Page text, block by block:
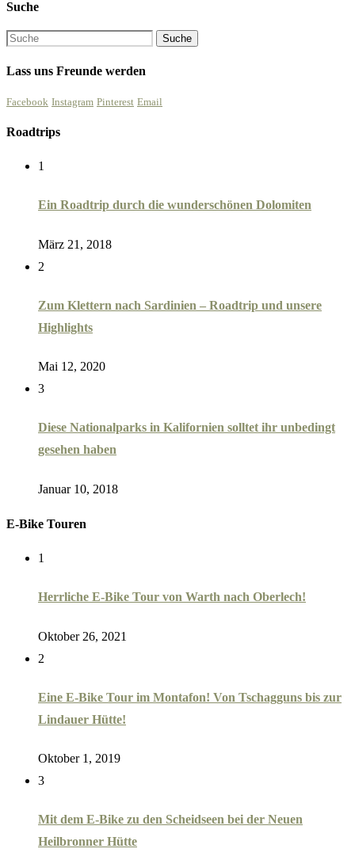
Suche
Lass uns Freunde werden
Facebook Instagram Pinterest Email
Roadtrips
1
Ein Roadtrip durch die wunderschönen Dolomiten
März 21, 2018
2
Zum Klettern nach Sardinien – Roadtrip und unsere
Highlights
Mai 12, 2020
3
Diese Nationalparks in Kalifornien solltet ihr unbedingt
gesehen haben
Januar 10, 2018
E-Bike Touren
1
Herrliche E-Bike Tour von Warth nach Oberlech!
Oktober 26, 2021
2
Eine E-Bike Tour im Montafon! Von Tschagguns bis zur
Lindauer Hütte!
Oktober 1, 2019
3
Mit dem E-Bike zu den Scheidseen bei der Neuen
Heilbronner Hütte